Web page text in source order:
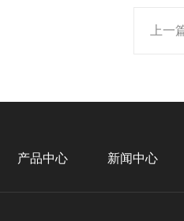
上一
产品中心 新闻中心